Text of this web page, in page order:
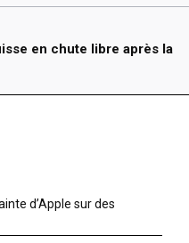
en chute libre après la
d’Apple sur des